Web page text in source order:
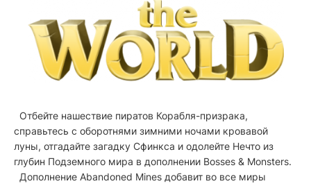
Отбейте нашествие пиратов Корабля-призрака,
справьтесь с оборотнями зимними ночами кровавой
луны, отгадайте загадку Сфинкса и одолейте Нечто из
глубин Подземного мира в дополнении Bosses & Monsters.
Дополнение Abandoned Mines добавит во все миры